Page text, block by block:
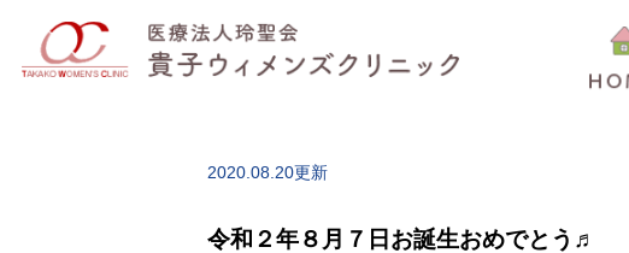
2020.08.20更新
令和２年８月７日お誕生おめでとう♬